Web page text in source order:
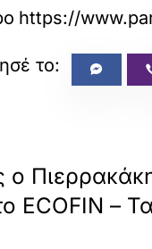
https://
ο
ECOFIN –